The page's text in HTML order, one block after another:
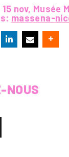
nov, Musée
massena-
NOUS